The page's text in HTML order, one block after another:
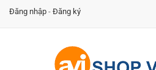
Đăng nhập - Đăng ký